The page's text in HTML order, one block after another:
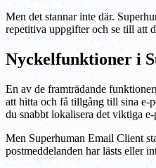
Men det stannar inte där.
repetitiva uppgifter och se till att
Nyckelfunktioner i
En av de framträdande
att hitta och få tillgång till sina e-
du snabbt lokalisera det viktiga
Men Superhuman Email Client
postmeddelanden har lästs eller